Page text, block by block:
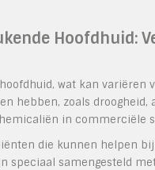
Hoofdhuid:
wat kan
hebben, zoals droogheid,
in commerciële
die kunnen helpen
speciaal samengesteld